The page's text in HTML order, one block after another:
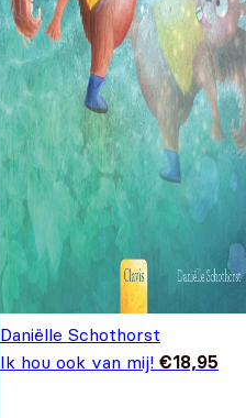
Daniëlle Schothorst
Ik hou ook van mij! €18,95